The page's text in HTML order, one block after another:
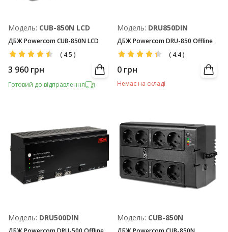
Модель: CUB-850N LCD
ДБЖ Powercom CUB-850N LCD
( 4.5 )
3 960 грн
Готовий до відправлення
Модель: DRU850DIN
ДБЖ Powercom DRU-850 Offline
( 4.4)
0 грн
Немає на складі
Модель: DRU500DIN Модель: CUB-850N